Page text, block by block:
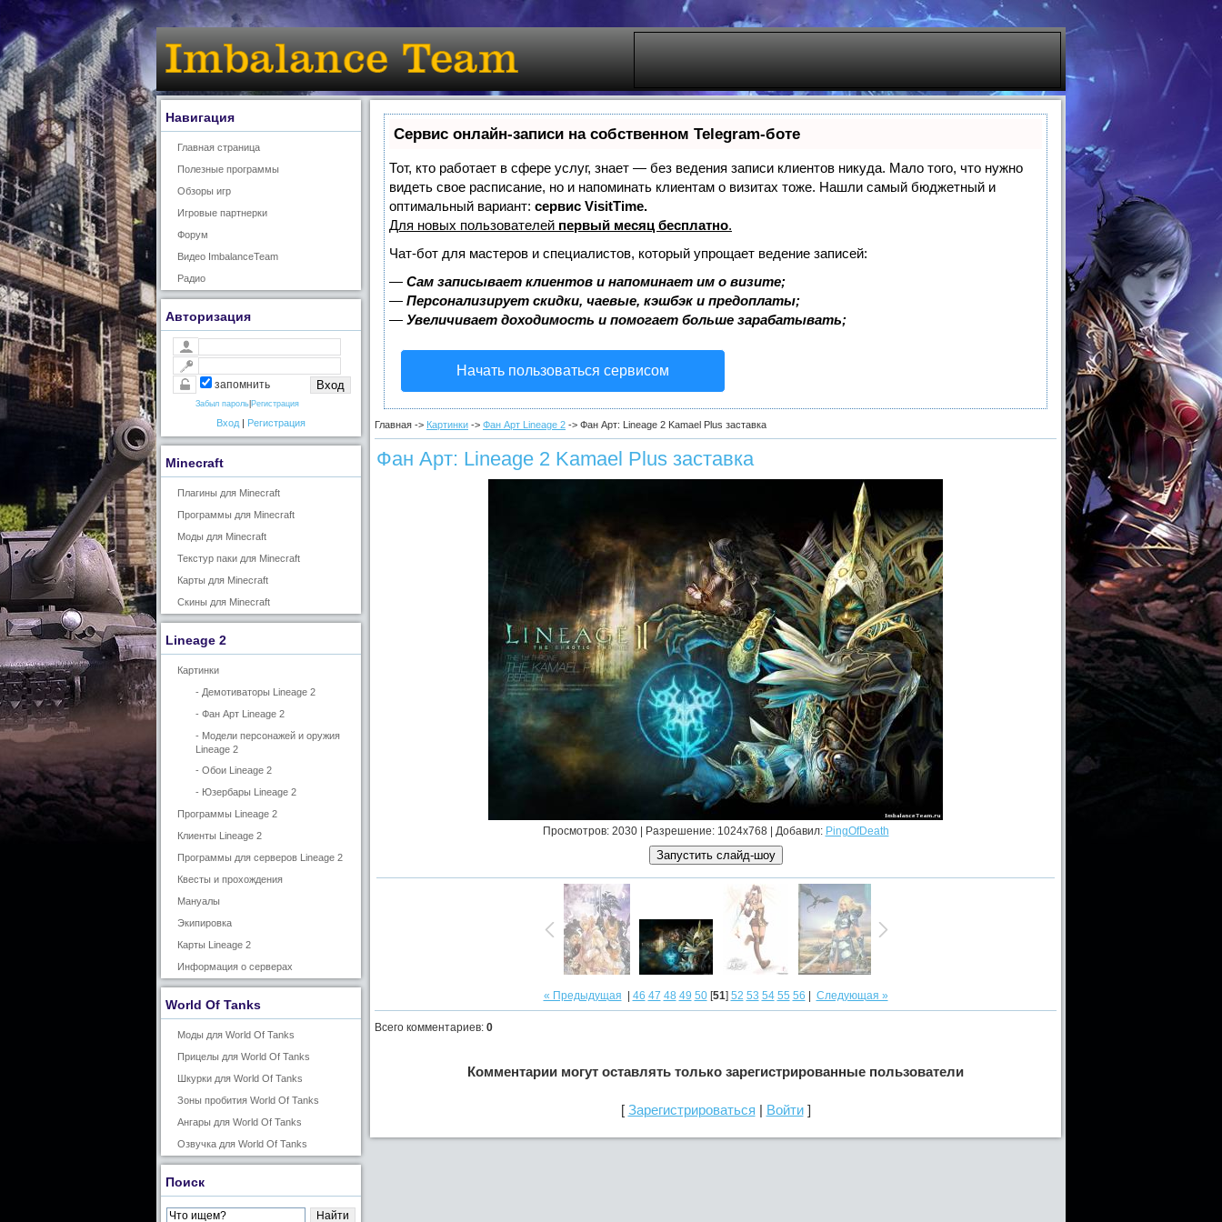
Навигация
Главная страница
Полезные программы
Обзоры игр
Игровые партнерки
Форум
Видео ImbalanceTeam
Радио
Авторизация
запомнить
Забыл пароль Регистрация
Вход | Регистрация
Minecraft
Плагины для Minecraft
Программы для Minecraft
Моды для Minecraft
Текстур паки для Minecraft
Карты для Minecraft
Скины для Minecraft
Lineage 2
Картинки
- Демотиваторы Lineage 2
- Фан Арт Lineage 2
- Модели персонажей и оружия
Lineage 2
- Обои Lineage 2
- Юзербары Lineage 2
Программы Lineage 2
Клиенты Lineage 2
Программы для серверов Lineage 2
Квесты и прохождения
Мануалы
Экипировка
Карты Lineage 2
Информация о серверах
World Of Tanks
Моды для World Of Tanks
Прицелы для World Of Tanks
Шкурки для World Of Tanks
Зоны пробития World Of Tanks
Ангары для World Of Tanks
Озвучка для World Of Tanks
Поиск
Сервис онлайн-записи на собственном Telegram-боте
Тот, кто работает в сфере услуг, знает — без ведения записи клиентов никуда. Мало того, что нужно
видеть свое расписание, но и напоминать клиентам о визитах тоже. Нашли самый бюджетный и
оптимальный вариант: сервис VisitTime.
Для новых пользователей первый месяц бесплатно.
Чат-бот для мастеров и специалистов, который упрощает ведение записей:
— Сам записывает клиентов и напоминает им о визите;
— Персонализирует скидки, чаевые, кэшбэк и предоплаты;
— Увеличивает доходимость и помогает больше зарабатывать;
Начать пользоваться сервисом
Главная -> Картинки -> Фан Арт Lineage 2 -> Фан Арт: Lineage 2 Kamael Plus заставка
Фан Арт: Lineage 2 Kamael Plus заставка
Просмотров: 2030 | Разрешение: 1024x768 | Добавил: PingOfDeath
« Предыдущая 46 47 48 49 50[51] 52 53 54 55 56 Следующая »
Всего комментариев: 0
Комментарии могут оставлять только зарегистрированные пользователи
[ Зарегистрироваться | Войти]